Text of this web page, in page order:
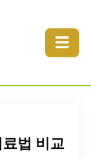
☰
법 비교